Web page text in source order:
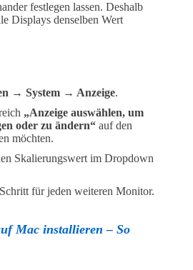
festlegen lassen. Deshalb
Displays denselben Wert
→ System → Anzeige.
„Anzeige auswählen, um
oder zu ändern“ auf den
möchten.
Skalierungswert im Dropdown
für jeden weiteren Monitor.
Mac installieren – So